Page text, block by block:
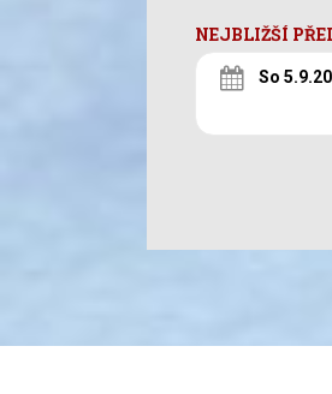
NEJBLIŽŠÍ
So